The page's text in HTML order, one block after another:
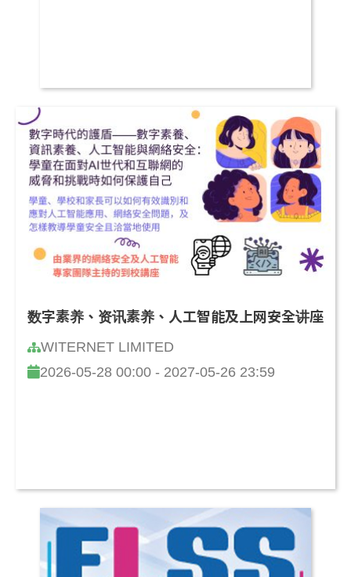
数字素养、资讯素养、人工智能及上网安全讲座
WITERNET LIMITED
2026-05-28 00:00 - 2027-05-26 23:59